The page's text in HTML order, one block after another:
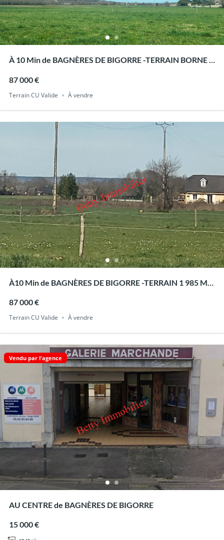
À 10 Min de BAGNÈRES DE BIGORRE -TERRAIN BORNE 1
87 000 €
Terrain CU Valide À vendre
À10 Min de BAGNÈRES DE BIGORRE -TERRAIN 1 985 M²
87 000 €
Terrain CU Valide À vendre
Vendu par l'agence
AU CENTRE de BAGNÈRES DE BIGORRE
15 000 €